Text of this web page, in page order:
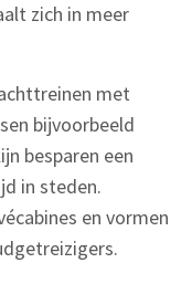
zich in meer
met
bijvoorbeeld
besparen een
in steden.
en vormen